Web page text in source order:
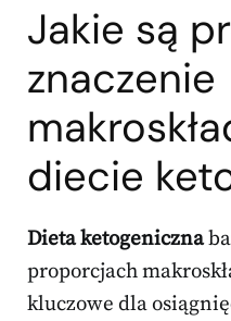
Jakie są
znaczenie
diecie
Dieta ketogeniczna
proporcjach
kluczowe dla